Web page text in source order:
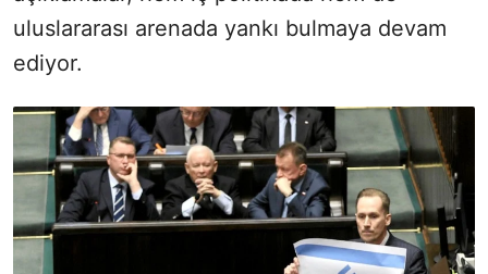
uluslararası arenada yankı bulmaya devam
ediyor.